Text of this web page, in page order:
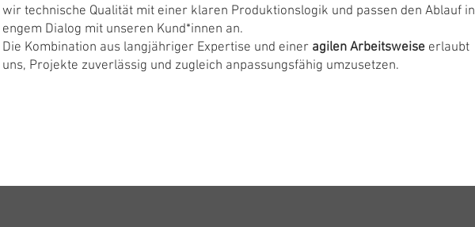
wir technische Qualität mit einer klaren Produktionslogik und passen den Ablauf in
engem Dialog mit unseren Kund*innen an.
Die Kombination aus langjähriger Expertise und einer agilen Arbeitsweiseerlaubt
uns, Projekte zuverlässig und zugleich anpassungsfähig umzusetzen.​